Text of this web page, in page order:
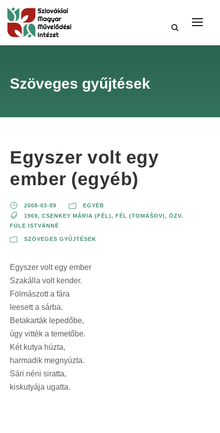
Szöveges gyűjtések
Egyszer volt egy
ember (egyéb)
2008-03-09
EGYÉB
1969, CSENKEY MÁRIA (FÉL), FÉL (TOMÁŠOV), ÖZV.
FÜLE ISTVÁNNÉ
SZÖVEGES GYŰJTÉSEK
Egyszer volt egy ember
Szakálla volt kender.
Fölmászott a fára
leesett a sárba.
Betakarták lepedőbe,
úgy vitték a temetőbe.
Két kutya húzta,
harmadik megnyúzta.
Sári néni siratta,
kiskutyája ugatta.